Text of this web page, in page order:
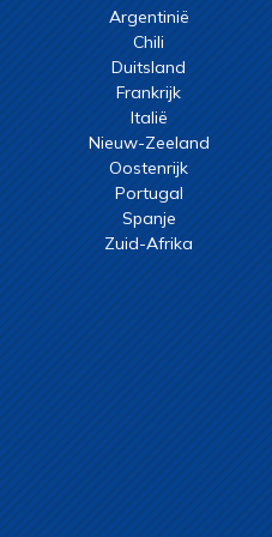
Argentinië
Chili
Duitsland
Frankrijk
Italië
Nieuw-Zeeland
Oostenrijk
Portugal
Spanje
Zuid-Afrika